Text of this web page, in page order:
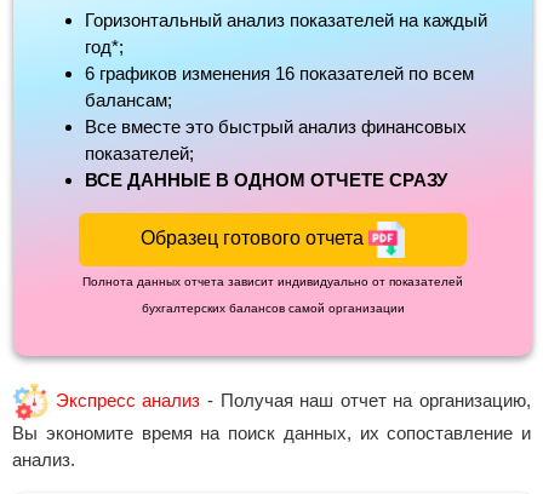
Горизонтальный анализ показателей на каждый
год*;
6 графиков изменения 16 показателей по всем
балансам;
Все вместе это быстрый анализ финансовых
показателей;
ВСЕ ДАННЫЕ В ОДНОМ ОТЧЕТЕ СРАЗУ
Образец готового отчета
Полнота данных отчета зависит индивидуально от показателей
бухгалтерских балансов самой организации
Экспресс анализ - Получая наш отчет на организацию,
Вы экономите время на поиск данных, их сопоставление и
анализ.